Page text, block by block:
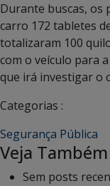
Durante buscas, os
carro 172 tabletes
totalizaram 100
com o veículo para
que irá investigar o
Categorias :
Segurança Pública
Veja Também
Sem posts